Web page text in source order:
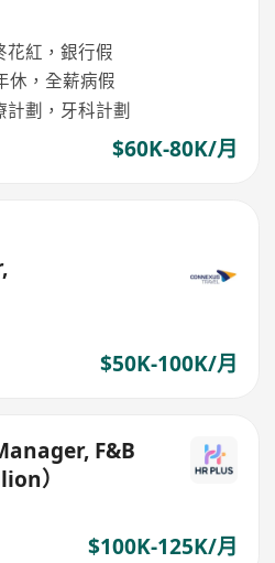
花紅，銀行假
休，全薪病假
計劃，牙科計劃
$60K-80K/月
$50K-100K/月
F&B
）
$100K-125K/月